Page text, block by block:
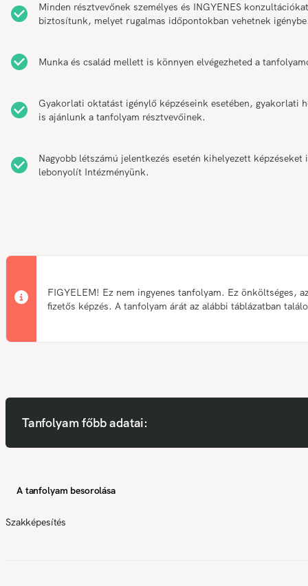
Minden résztvevőnek személyes és INGYENES konzultációkat
biztosítunk, melyet rugalmas időpontokban vehetnek
Munka és család mellett is könnyen elvégezheted a
Gyakorlati oktatást igénylő képzéseink esetében, gyakorlati
is ajánlunk a tanfolyam résztvevőinek.
Nagyobb létszámú jelentkezés esetén kihelyezett képzéseket
lebonyolít Intézményünk.
FIGYELEM! Ez nem ingyenes tanfolyam. Ez önköltséges,
fizetős képzés. A tanfolyam árát az alábbi táblázatban
Tanfolyam főbb adatai:
A tanfolyam besorolása
Szakképesítés